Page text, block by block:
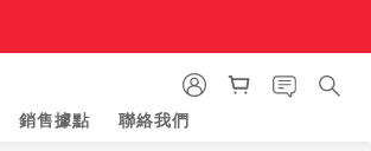
銷售據點 聯絡我們